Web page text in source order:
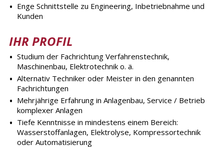
Enge Schnittstelle zu Engineering, Inbetriebnahme und
Kunden
IHR PROFIL
Studium der Fachrichtung Verfahrenstechnik,
Maschinenbau, Elektrotechnik o. ä.
Alternativ Techniker oder Meister in den genannten
Fachrichtungen
Mehrjährige Erfahrung in Anlagenbau, Service / Betrieb
komplexer Anlagen
Tiefe Kenntnisse in mindestens einem Bereich:
Wasserstoffanlagen, Elektrolyse, Kompressortechnik
oder Automatisierung